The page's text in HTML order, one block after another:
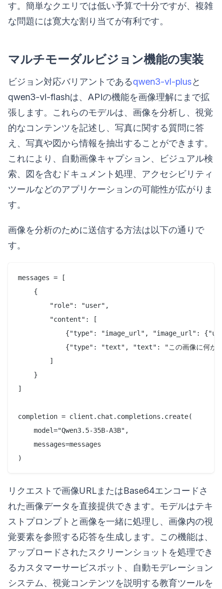
す。簡単なクエリでは低い予算で十分ですが、複雑
な問題には寛大な割り当てが有利です。
マルチモーダルビジョン機能の実装
ビジョン対応バリアントであるqwen3-vl-plusと
qwen3-vl-flashは、APIの機能を画像理解にまで拡
張します。これらのモデルは、画像を分析し、視覚
的なコンテンツを記述し、写真に関する質問に答
え、写真や図から情報を抽出することができます。
これにより、自動画像キャプション、ビジュアル検
索、図を含むドキュメント処理、アクセシビリティ
ツールなどのアプリケーションの可能性が広がりま
す。
画像を分析のために送信する方法は以下の通りで
す。
messages = [
    {
        "role": "user",
        "content": [
{"type": "image_url", "image_url":
{"type": "text", "text": "この画像に何が
        ]
    }
]
completion = client.chat.completions.create(
    model="Qwen3.5-35B-A3B",
    messages=messages
リクエストで画像URLまたはBase64エンコードさ
れた画像データを直接提供できます。モデルはテキ
ストプロンプトと画像を一緒に処理し、画像内の視
覚要素を参照する応答を生成します。この機能は、
アップロードされたスクリーンショットを処理でき
るカスタマーサービスボット、自動モデレーション
システム、視覚コンテンツを説明する教育ツールを